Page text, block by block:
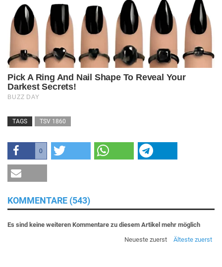
TAGS TSV 1860
0
KOMMENTARE (543)
Es sind keine weiteren Kommentare zu diesem Artikel mehr möglich
Neueste zuerst
Älteste zuerst